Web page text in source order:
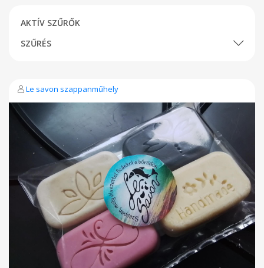
AKTÍV SZŰRŐK
SZŰRÉS
Le savon szappanműhely